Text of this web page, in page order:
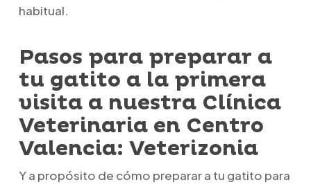
habitual.
Pasos para preparar a
tu gatito a la primera
visita a nuestra Clínica
Veterinaria en Centro
Valencia: Veterizonia
Y a propósito de cómo preparar a tu gatito para